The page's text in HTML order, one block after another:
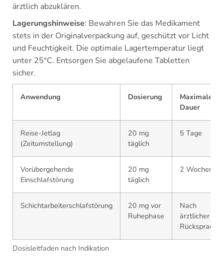
ärztlich abzuklären.
Lagerungshinweise: Bewahren Sie das Medikament
stets in der Originalverpackung auf, geschützt vor Licht
und Feuchtigkeit. Die optimale Lagertemperatur liegt
unter 25°C. Entsorgen Sie abgelaufene Tabletten
sicher.
Dosisleitfaden nach Indikation
Anwendung Dosierung
Maximale
Dauer
Reise-Jetlag
(Zeitumstellung)
20 mg
täglich
5 Tage
Vorübergehende
Einschlafstörung
20 mg
täglich
2 Wochen
Schichtarbeiterschlafstörung
20 mg vor
Ruhephase
Nach
ärztlicher
Rücksprache